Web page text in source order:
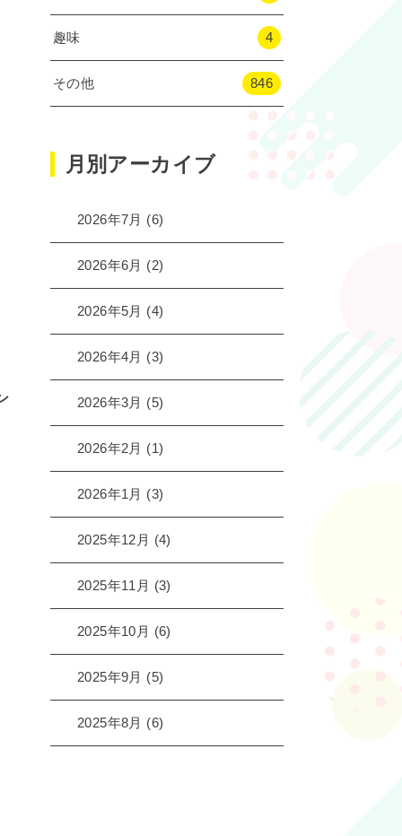
趣味 4
その他 846
月別アーカイブ
2026年7月 (6)
2026年6月 (2)
2026年5月 (4)
2026年4月 (3)
2026年3月 (5)
2026年2月 (1)
2026年1月 (3)
2025年12月 (4)
2025年11月 (3)
2025年10月 (6)
2025年9月 (5)
2025年8月 (6)